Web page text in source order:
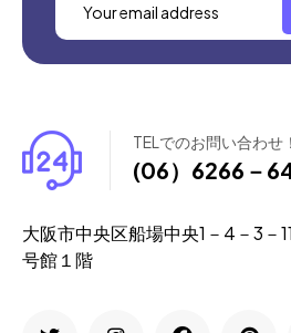
TELでのお問い合わ
(06）6266－
大阪市中央区船場中央1－4－3－
号館１階